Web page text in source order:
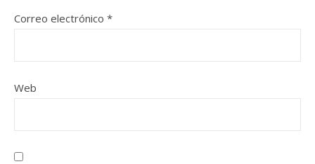
Correo electrónico *
Web